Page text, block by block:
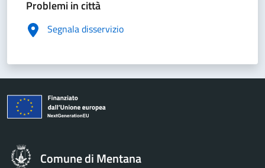
Problemi in città
Segnala disservizio
Comune di Mentana